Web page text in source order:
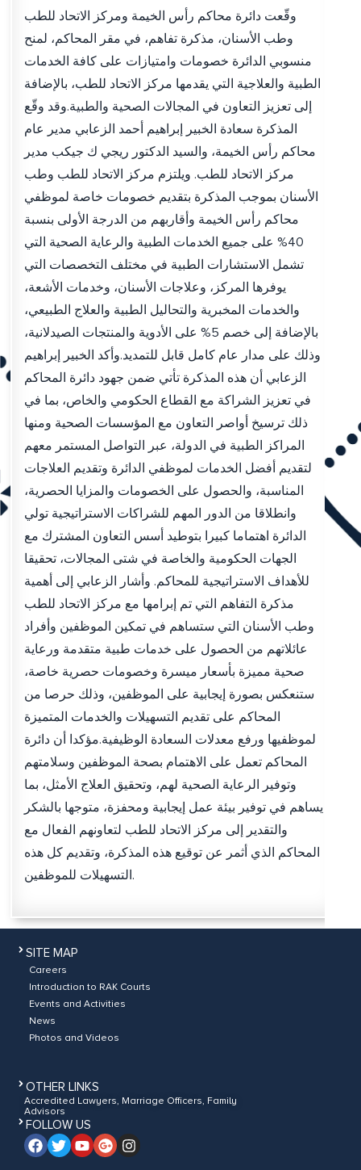
وقّعت دائرة محاكم رأس الخيمة ومركز الاتحاد للطب
وطب الأسنان، مذكرة تفاهم، في مقر المحاكم، لمنح
منسوبي الدائرة خصومات وامتيازات على كافة الخدمات
الطبية والعلاجية التي يقدمها مركز الاتحاد للطب، بالإضافة
إلى تعزيز التعاون في المجالات الصحية والطبية.وقد وقّع
المذكرة سعادة الخبير إبراهيم أحمد الزعابي مدير عام
محاكم رأس الخيمة، والسيد الدكتور ريجي ك جيكب مدير
مركز الاتحاد للطب. ويلتزم مركز الاتحاد للطب وطب
الأسنان بموجب المذكرة بتقديم خصومات خاصة لموظفي
محاكم رأس الخيمة وأقاربهم من الدرجة الأولى بنسبة
40% على جميع الخدمات الطبية والرعاية الصحية التي
تشمل الاستشارات الطبية في مختلف التخصصات التي
يوفرها المركز، وعلاجات الأسنان، وخدمات الأشعة،
والخدمات المخبرية والتحاليل الطبية والعلاج الطبيعي،
بالإضافة إلى خصم 5% على الأدوية والمنتجات الصيدلانية،
وذلك على مدار عام كامل قابل للتمديد.وأكد الخبير إبراهيم
الزعابي أن هذه المذكرة تأتي ضمن جهود دائرة المحاكم
في تعزيز الشراكة مع القطاع الحكومي والخاص، بما في
ذلك ترسيخ أواصر التعاون مع المؤسسات الصحية ومنها
المراكز الطبية في الدولة، عبر التواصل المستمر معهم
لتقديم أفضل الخدمات لموظفي الدائرة وتقديم العلاجات
المناسبة، والحصول على الخصومات والمزايا الحصرية،
وانطلاقا من الدور المهم للشراكات الاستراتيجية تولي
الدائرة اهتماما كبيرا بتوطيد أسس التعاون المشترك مع
الجهات الحكومية والخاصة في شتى المجالات، تحقيقا
للأهداف الاستراتيجية للمحاكم. وأشار الزعابي إلى أهمية
مذكرة التفاهم التي تم إبرامها مع مركز الاتحاد للطب
وطب الأسنان التي ستساهم في تمكين الموظفين وأفراد
عائلاتهم من الحصول على خدمات طبية متقدمة ورعاية
صحية مميزة بأسعار ميسرة وخصومات حصرية خاصة،
ستنعكس بصورة إيجابية على الموظفين، وذلك حرصا من
المحاكم على تقديم التسهيلات والخدمات المتميزة
لموظفيها ورفع معدلات السعادة الوظيفية.مؤكدا أن دائرة
المحاكم تعمل على الاهتمام بصحة الموظفين وسلامتهم
وتوفير الرعاية الصحية لهم، وتحقيق العلاج الأمثل، بما
يساهم في توفير بيئة عمل إيجابية ومحفزة، متوجها بالشكر
والتقدير إلى مركز الاتحاد للطب لتعاونهم الفعال مع
المحاكم الذي أثمر عن توقيع هذه المذكرة، وتقديم كل هذه
التسهيلات للموظفين.
SITE MAP
Careers
Introduction to RAK Courts
Events and Activities
News
Photos and Videos
OTHER LINKS
Accredited Lawyers, Marriage Officers, Family
Advisors
FOLLOW US